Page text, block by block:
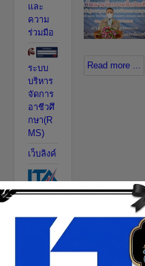
และ
ความ
ร่วมมือ
ระบบ
บริหาร
จัดการ
อาชีวศึ
กษา(R
MS)
เว็บลิงค์
ITA
Read more ...